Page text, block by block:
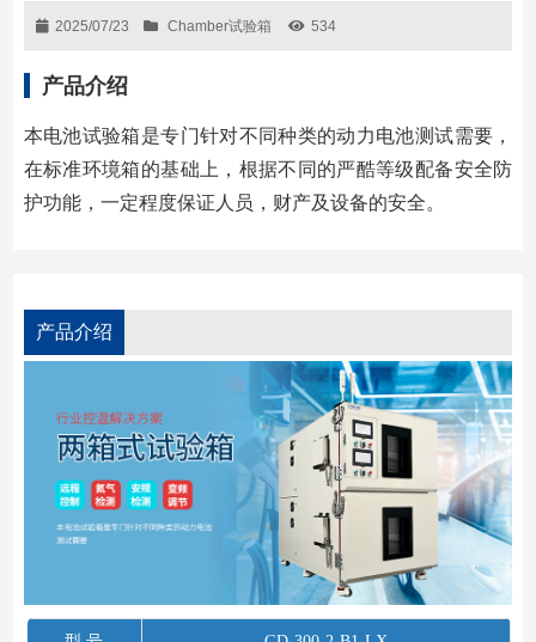
2025/07/23 Chamber试验箱 534
产品介绍
本电池试验箱是专门针对不同种类的动力电池测试需要，
在标准环境箱的基础上，根据不同的严酷等级配备安全防
护功能，一定程度保证人员，财产及设备的安全。
产品介绍